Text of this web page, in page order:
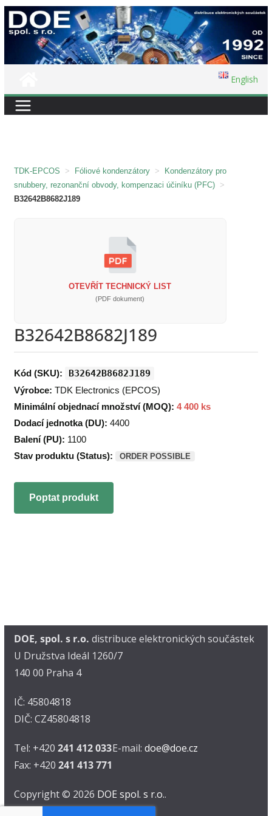
Přeskočit
na
English
TDK-EPCOS > Fóliové kondenzátory >
Kondenzátory pro
snubbery, rezonanční obvody, kompenzaci účiníku (PFC) >
B32642B8682J189
OTEVŘÍT TECHNICKÝ LIST
(PDF dokument)
B32642B8682J189
Kód (SKU): B32642B8682J189
Výrobce: TDK Electronics (EPCOS)
Minimální objednací množství (MOQ): 4 400 ks
Dodací jednotka (DU): 4400
Balení (PU): 1100
Stav produktu (Status):
ORDER POSSIBLE
Poptat produkt
DOE, spol. s r.o. distribuce elektronických součástek
U Družstva Ideál 1260/7
140 00 Praha 4
IČ: 45804818
DIČ: CZ45804818
Tel: +420 241 412 033
Fax: +420 241 413 771
E-mail: doe@doe.cz
Copyright © 2026 DOE spol. s r.o..